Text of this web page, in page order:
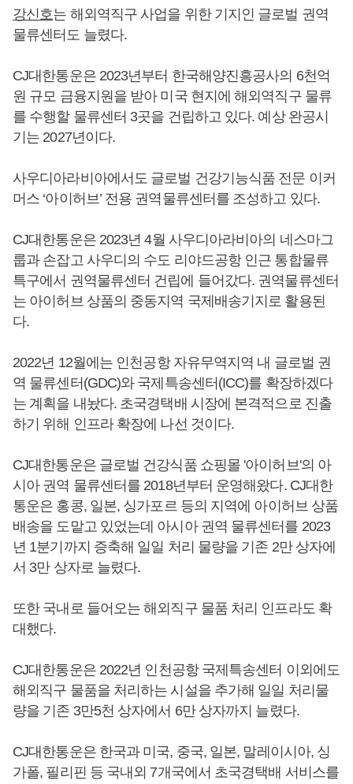
강신호는 해외역직구 사업을 위한 기지인 글로벌 권역
물류센터도 늘렸다.
CJ대한통운은 2023년부터 한국해양진흥공사의 6천억
원 규모 금융지원을 받아 미국 현지에 해외역직구 물류
를 수행할 물류센터 3곳을 건립하고 있다. 예상 완공시
기는 2027년이다.
사우디아라비아에서도 글로벌 건강기능식품 전문 이커
머스 ‘아이허브’ 전용 권역물류센터를 조성하고 있다.
CJ대한통운은 2023년 4월 사우디아라비아의 네스마그
룹과 손잡고 사우디의 수도 리야드공항 인근 통합물류
특구에서 권역물류센터 건립에 들어갔다. 권역물류센터
는 아이허브 상품의 중동지역 국제배송기지로 활용된
다.
2022년 12월에는 인천공항 자유무역지역 내 글로벌 권
역 물류센터(GDC)와 국제특송센터(ICC)를 확장하겠다
는 계획을 내놨다. 초국경택배 시장에 본격적으로 진출
하기 위해 인프라 확장에 나선 것이다.
CJ대한통운은 글로벌 건강식품 쇼핑몰 '아이허브'의 아
시아 권역 물류센터를 2018년부터 운영해왔다. CJ대한
통운은 홍콩, 일본, 싱가포르 등의 지역에 아이허브 상품
배송을 도맡고 있었는데 아시아 권역 물류센터를 2023
년 1분기까지 증축해 일일 처리 물량을 기존 2만 상자에
서 3만 상자로 늘렸다.
또한 국내로 들어오는 해외직구 물품 처리 인프라도 확
대했다.
CJ대한통운은 2022년 인천공항 국제특송센터 이외에도
해외직구 물품을 처리하는 시설을 추가해 일일 처리물
량을 기존 3만5천 상자에서 6만 상자까지 늘렸다.
CJ대한통운은 한국과 미국, 중국, 일본, 말레이시아, 싱
가폴, 필리핀 등 국내외 7개국에서 초국경택배 서비스를